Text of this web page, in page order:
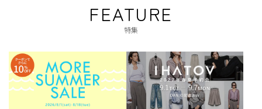
FEATURE
特集